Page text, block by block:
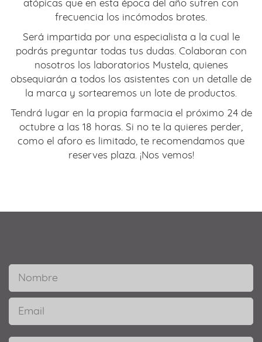
atópicas que en esta época del año sufren con
frecuencia los incómodos brotes.
Será impartida por una especialista a la cual le
podrás preguntar todas tus dudas. Colaboran con
nosotros los laboratorios Mustela, quienes
obsequiarán a todos los asistentes con un detalle de
la marca y sortearemos un lote de productos.
Tendrá lugar en la propia farmacia el próximo 24 de
octubre a las 18 horas. Si no te la quieres perder,
como el aforo es limitado, te recomendamos que
reserves plaza. ¡Nos vemos!